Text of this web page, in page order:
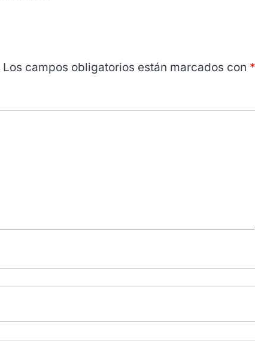
Los campos obligatorios están marcados con *